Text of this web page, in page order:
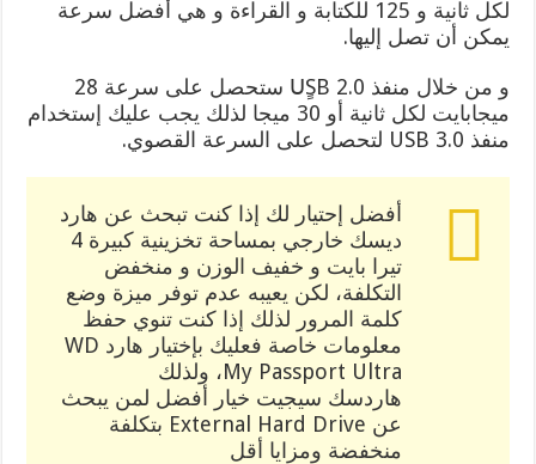
لكل ثانية و 125 للكتابة و القراءة و هي أفضل سرعة
يمكن أن تصل إليها.
و من خلال منفذ UٍSB 2.0 ستحصل على سرعة 28
ميجابايت لكل ثانية أو 30 ميجا لذلك يجب عليك إستخدام
منفذ USB 3.0 لتحصل على السرعة القصوي.
أفضل إحتيار لك إذا كنت تبحث عن هارد
ديسك خارجي بمساحة تخزينية كبيرة 4
تيرا بايت و خفيف الوزن و منخفض
التكلفة، لكن يعيبه عدم توفر ميزة وضع
كلمة المرور لذلك إذا كنت تنوي حفظ
معلومات خاصة فعليك بإختيار هارد WD
My Passport Ultra، ولذلك
هاردسك سيجيت خيار أفضل لمن يبحث
عن External Hard Drive بتكلفة
منخفضة ومزايا أقل